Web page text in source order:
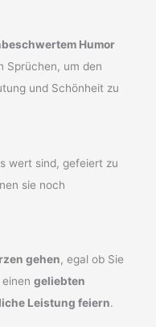
Humor
Sprüchen, um den
und Schönheit zu
wert sind, gefeiert zu
sie noch
gehen, egal ob Sie
einengeliebten
Leistung feiern.